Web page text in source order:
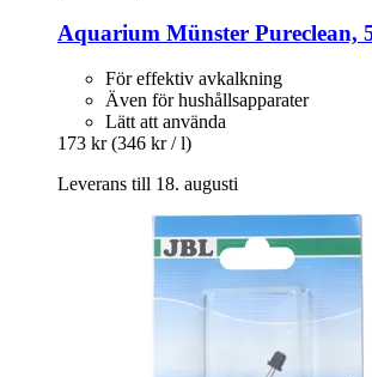
Aquarium Münster Pureclean,
För effektiv avkalkning
Även för hushållsapparater
Lätt att använda
173 kr (346 kr / l)
Leverans till 18. augusti